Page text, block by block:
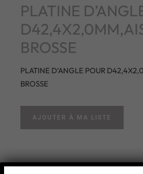
PLATINE
BROSSE
PLATINE D’ANGLE POUR
BROSSE
AJOUTER À MA LISTE